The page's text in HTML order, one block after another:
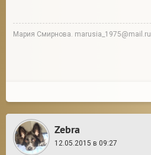
Мария Смирнова. marusia_1975@mail.ru
Zebra
12.05.2015 в 09:27